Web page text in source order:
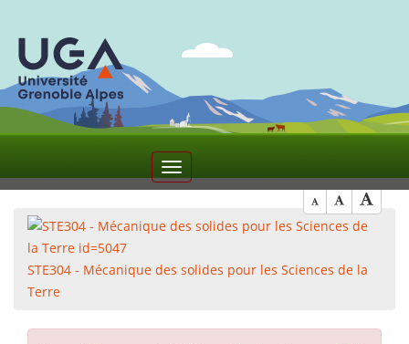
Toggle
navigation
STE304 - Mécanique des solides pour les Sciences de la
Terre